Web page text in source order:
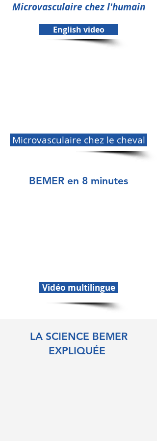
Microvasculaire chez l'humain
English video
Microvasculaire chez le cheval
BEMER en 8 minutes
Vidéo multilingue
LA SCIENCE BEMER
EXPLIQUÉE